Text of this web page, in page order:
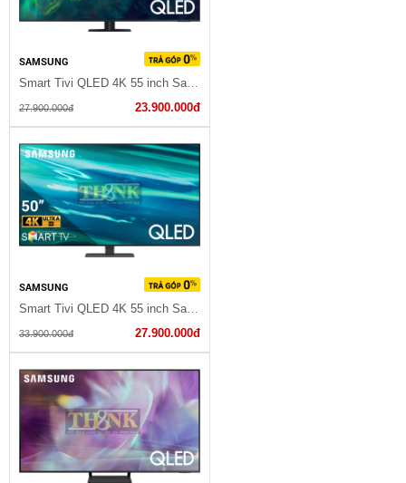
SAMSUNG
Smart Tivi QLED 4K 55 inch Samsung QA55Q70A
27.900.000đ 23.900.000đ
SAMSUNG
Smart Tivi QLED 4K 55 inch Samsung QA55Q80A
33.900.000đ 27.900.000đ